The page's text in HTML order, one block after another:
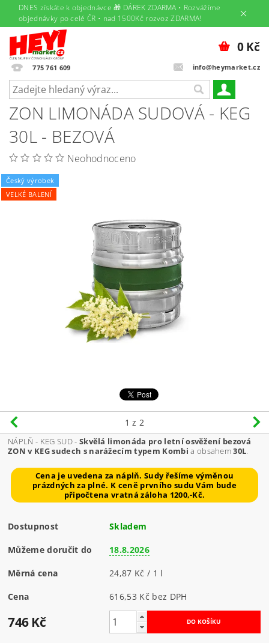
DNES získáte k objednávce 🎁 DÁREK ZDARMA • Rozvážíme
objednávky po celé ČR • nad 1500Kč rozvoz ZDARMA!
775 761 609 info@heymarket.cz
0 Kč
ZON LIMONÁDA SUDOVÁ - KEG
30L - BEZOVÁ
Neohodnoceno
Český výrobek
VELKÉ BALENÍ
1 z 2
NÁPLŇ - KEG SUD - Skvělá limonáda pro letní osvěžení bezová
ZON v KEG sudech s narážecím typem Kombi a obsahem30L.
Cena je uvedena za náplň. Sudy řešíme výměnou
prázdných za plné. K ceně prvního sudu Vám bude
připočtena vratná záloha 1200,-Kč.
Dostupnost Skladem
Můžeme doručit do 18.8.2026
Měrná cena 24,87 Kč / 1 l
Cena 616,53 Kč bez DPH
746 Kč